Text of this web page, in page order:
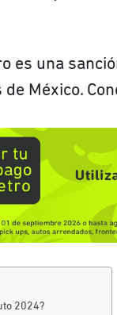
es una
México.
2024?